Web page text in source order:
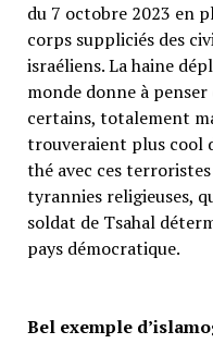
du 7 octobre 2023 en
corps suppliciés des
israéliens. La haine
monde donne à penser
certains, totalement
trouveraient plus cool
thé avec ces
tyrannies religieuses,
soldat de Tsahal
pays démocratique.
Bel exemple